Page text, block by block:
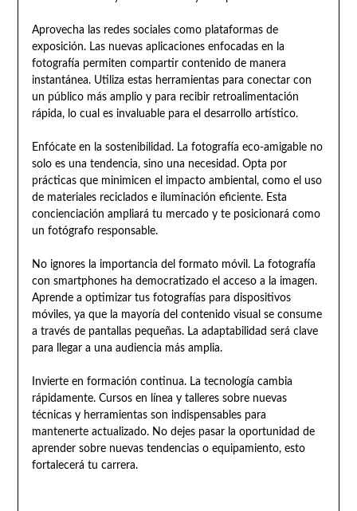
Aprovecha las redes sociales como plataformas de
exposición. Las nuevas aplicaciones enfocadas en la
fotografía permiten compartir contenido de manera
instantánea. Utiliza estas herramientas para conectar con
un público más amplio y para recibir retroalimentación
rápida, lo cual es invaluable para el desarrollo artístico.
Enfócate en la sostenibilidad. La fotografía eco-amigable no
solo es una tendencia, sino una necesidad. Opta por
prácticas que minimicen el impacto ambiental, como el uso
de materiales reciclados e iluminación eficiente. Esta
concienciación ampliará tu mercado y te posicionará como
un fotógrafo responsable.
No ignores la importancia del formato móvil. La fotografía
con smartphones ha democratizado el acceso a la imagen.
Aprende a optimizar tus fotografías para dispositivos
móviles, ya que la mayoría del contenido visual se consume
a través de pantallas pequeñas. La adaptabilidad será clave
para llegar a una audiencia más amplia.
Invierte en formación continua. La tecnología cambia
rápidamente. Cursos en línea y talleres sobre nuevas
técnicas y herramientas son indispensables para
mantenerte actualizado. No dejes pasar la oportunidad de
aprender sobre nuevas tendencias o equipamiento, esto
fortalecerá tu carrera.